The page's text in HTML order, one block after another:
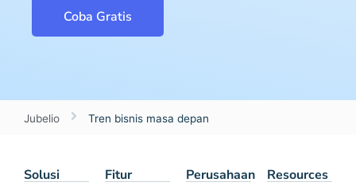
Coba Gratis
Jubelio Tren bisnis masa depan
Solusi Fitur Perusahaan Resources